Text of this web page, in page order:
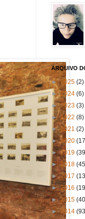
ARQUIVO
►2025 (2)
►2024 (6)
►2023 (3)
►2022 (8)
►2021 (2)
►2020
►2019
►2018
►2017
►2016
►2015
►2014